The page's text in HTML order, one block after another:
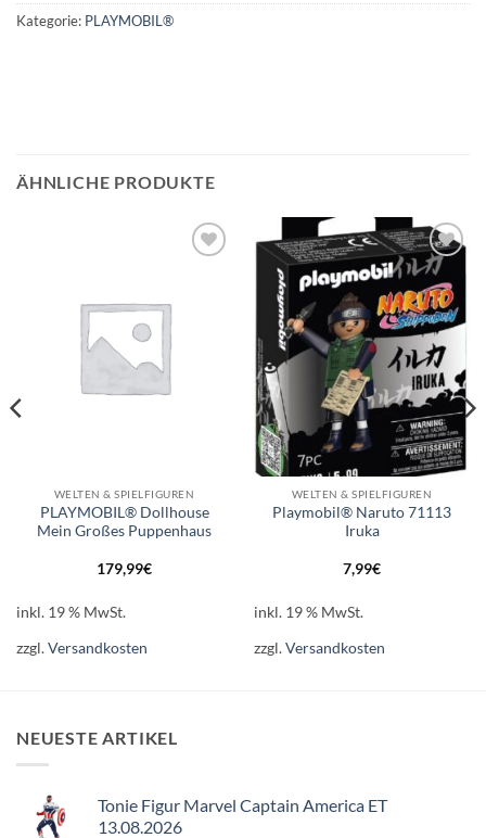
Kategorie: PLAYMOBIL®
ÄHNLICHE PRODUKTE
WELTEN & SPIELFIGUREN
PLAYMOBIL® Dollhouse
Mein Großes Puppenhaus
179,99€
inkl. 19 % MwSt.
zzgl.Versandkosten
Auf die
Wunschliste
WELTEN & SPIELFIGUREN
Playmobil® Naruto 71113
Iruka
7,99€
inkl. 19 % MwSt.
zzgl.Versandkosten
NEUESTE ARTIKEL
Tonie Figur Marvel Captain America ET
13.08.2026